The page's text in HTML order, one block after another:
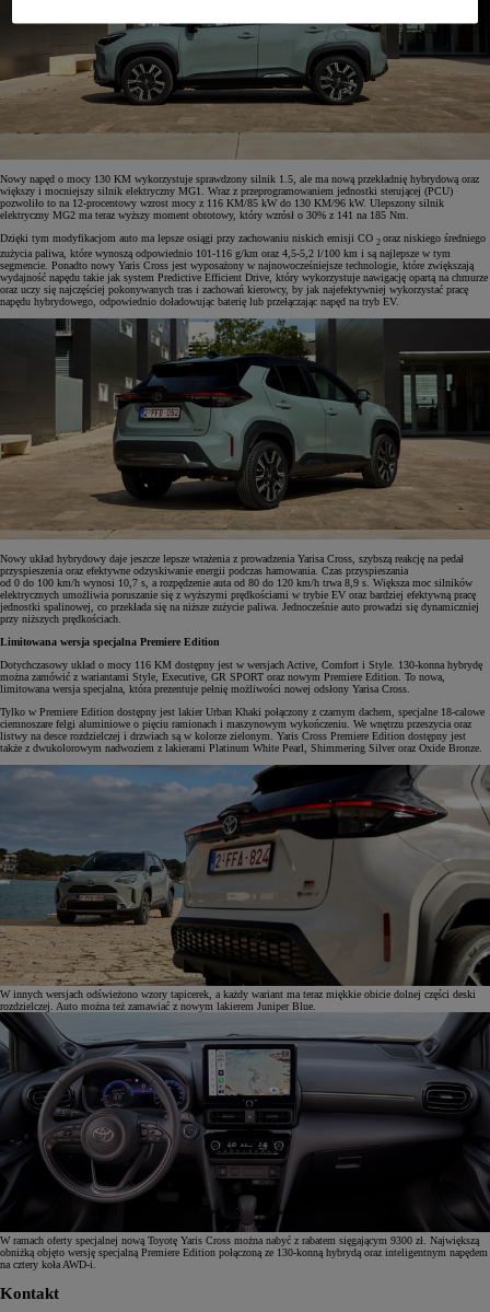
Nowy napęd o mocy 130 KM wykorzystuje sprawdzony silnik 1.5, ale ma nową przekładnię hybrydową oraz
większy i mocniejszy silnik elektryczny MG1. Wraz z przeprogramowaniem jednostki sterującej (PCU)
pozwoliło to na 12-procentowy wzrost mocy z 116 KM/85 kW do 130 KM/96 kW. Ulepszony silnik
elektryczny MG2 ma teraz wyższy moment obrotowy, który wzrósł o 30% z 141 na 185 Nm.
Dzięki tym modyfikacjom auto ma lepsze osiągi przy zachowaniu niskich emisji CO 2 oraz niskiego średniego
zużycia paliwa, które wynoszą odpowiednio 101-116 g/km oraz 4,5-5,2 l/100 km i są najlepsze w tym
segmencie. Ponadto nowy Yaris Cross jest wyposażony w najnowocześniejsze technologie, które zwiększają
wydajność napędu takie jak system Predictive Efficient Drive, który wykorzystuje nawigację opartą na chmurze
oraz uczy się najczęściej pokonywanych tras i zachowań kierowcy, by jak najefektywniej wykorzystać pracę
napędu hybrydowego, odpowiednio doładowując baterię lub przełączając napęd na tryb EV.
Nowy układ hybrydowy daje jeszcze lepsze wrażenia z prowadzenia Yarisa Cross, szybszą reakcję na pedał
przyspieszenia oraz efektywne odzyskiwanie energii podczas hamowania. Czas przyspieszania
od 0 do 100 km/h wynosi 10,7 s, a rozpędzenie auta od 80 do 120 km/h trwa 8,9 s. Większa moc silników
elektrycznych umożliwia poruszanie się z wyższymi prędkościami w trybie EV oraz bardziej efektywną pracę
jednostki spalinowej, co przekłada się na niższe zużycie paliwa. Jednocześnie auto prowadzi się dynamiczniej
przy niższych prędkościach.
Limitowana wersja specjalna Premiere Edition
Dotychczasowy układ o mocy 116 KM dostępny jest w wersjach Active, Comfort i Style. 130-konna hybrydę
można zamówić z wariantami Style, Executive, GR SPORT oraz nowym Premiere Edition. To nowa,
limitowana wersja specjalna, która prezentuje pełnię możliwości nowej odsłony Yarisa Cross.
Tylko w Premiere Edition dostępny jest lakier Urban Khaki połączony z czarnym dachem, specjalne 18-calowe
ciemnoszare felgi aluminiowe o pięciu ramionach i maszynowym wykończeniu. We wnętrzu przeszycia oraz
listwy na desce rozdzielczej i drzwiach są w kolorze zielonym. Yaris Cross Premiere Edition dostępny jest
także z dwukolorowym nadwoziem z lakierami Platinum White Pearl, Shimmering Silver oraz Oxide Bronze.
W innych wersjach odświeżono wzory tapicerek, a każdy wariant ma teraz miękkie obicie dolnej części deski
rozdzielczej. Auto można też zamawiać z nowym lakierem Juniper Blue.
W ramach oferty specjalnej nową Toyotę Yaris Cross można nabyć z rabatem sięgającym 9300 zł. Największą
obniżką objęto wersję specjalną Premiere Edition połączoną ze 130-konną hybrydą oraz inteligentnym napędem
na cztery koła AWD-i.
Kontakt